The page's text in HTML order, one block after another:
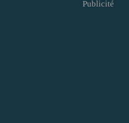
Publicité